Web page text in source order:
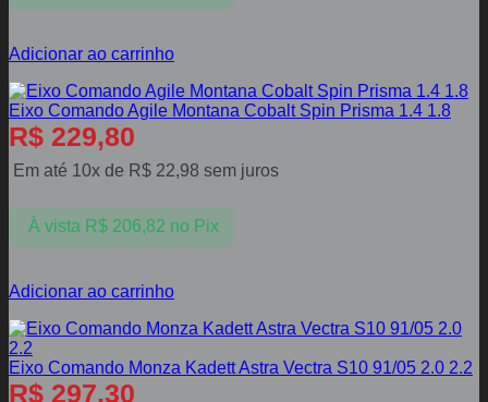
Adicionar ao carrinho
Eixo Comando Agile Montana Cobalt Spin Prisma 1.4 1.8
R$ 229,80
Em até 10x de R$ 22,98 sem juros
À vista R$206,82 no Pix
Adicionar ao carrinho
Eixo Comando Monza Kadett Astra Vectra S10 91/05 2.0 2.2
R$ 297,30